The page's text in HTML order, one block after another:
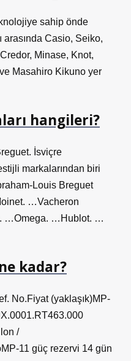
sahip önde
Casio, Seiko,
Minase, Knot,
Masahiro Kikuno yer
hangileri?
İsviçre
markalarından biri
Louis Breguet
…Vacheron
…Omega. …Hublot. …
kadar?
No.Fiyat (yaklaşık)MP-
/
11 güç rezervi 14 gün